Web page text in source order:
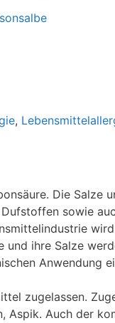
,
Die Salze
sowie
und ihre Salze
Anwendung
zugelassen.
Aspik. Auch der